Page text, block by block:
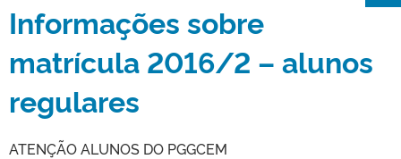
Informações sobre
matrícula 2016/2 – alunos
regulares
ATENÇÃO ALUNOS DO PGGCEM